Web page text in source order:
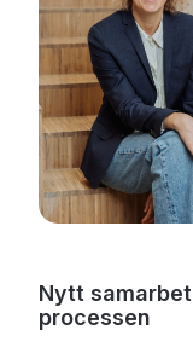
Nytt
processen